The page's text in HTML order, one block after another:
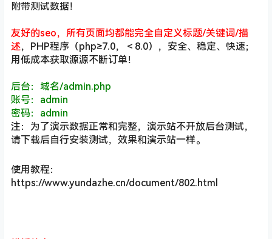
附带测试数据！
友好的seo，所有页面均都能完全自定义标题/关键词/描
述，PHP程序（php≥7.0，＜8.0），安全、稳定、快速；
用低成本获取源源不断订单！
后台：域名/admin.php
账号：admin
密码：admin
注：为了演示数据正常和完整，演示站不开放后台测试，
请下载后自行安装测试，效果和演示站一样。
使用教程：
https://www.yundazhe.cn/document/802.html